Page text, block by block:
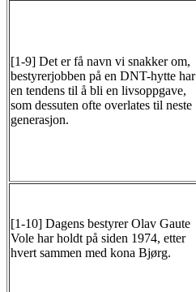
[1-9] Det er få navn vi snakker om,
bestyrerjobben på en DNT-hytte har
en tendens til å bli en livsoppgave,
som dessuten ofte overlates til neste
generasjon.
[1-10] Dagens bestyrer Olav Gaute
Vole har holdt på siden 1974, etter
hvert sammen med kona Bjørg.